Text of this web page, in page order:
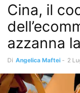
Cina, il
azzanna
Di Angelica Maftei - 2